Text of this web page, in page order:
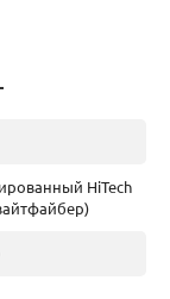
HiTech